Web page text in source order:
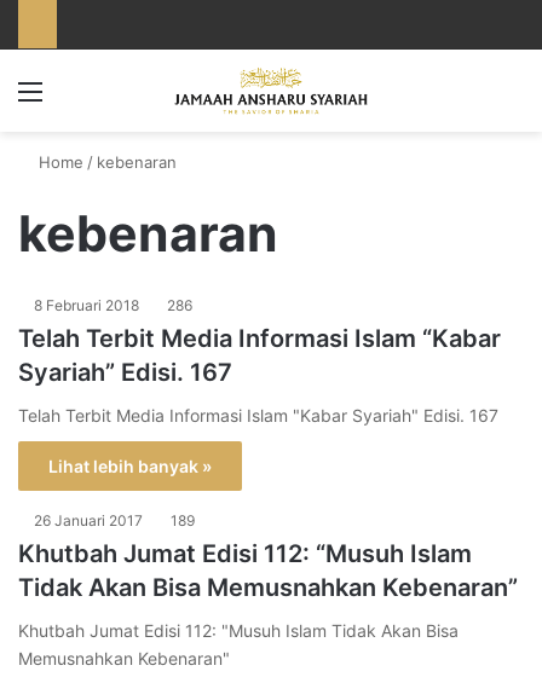
Home / kebenaran
kebenaran
8 Februari 2018 286
Telah Terbit Media Informasi Islam “Kabar
Syariah” Edisi. 167
Telah Terbit Media Informasi Islam "Kabar Syariah" Edisi. 167
Lihat lebih banyak »
26 Januari 2017 189
Khutbah Jumat Edisi 112: “Musuh Islam
Tidak Akan Bisa Memusnahkan Kebenaran”
Khutbah Jumat Edisi 112: "Musuh Islam Tidak Akan Bisa
Memusnahkan Kebenaran"